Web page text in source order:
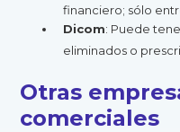
financiero; sólo
Dicom: Puede
eliminados o
Otras
comerciales